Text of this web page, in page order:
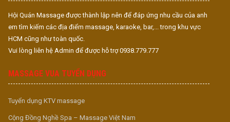
Hội Quán Massage được thành lập nên để đáp ứng nhu cầu của anh
em tìm kiếm các địa điểm massage, karaoke, bar,... trong khu vực
HCM cũng như toàn quốc.
Vui lòng liên hệ Admin để được hỗ trợ 0938.779.777
MASSAGE VUA TUYỂN DỤNG
Tuyển dụng KTV massage
Cộng Đồng Nghề Spa – Massage Việt Nam